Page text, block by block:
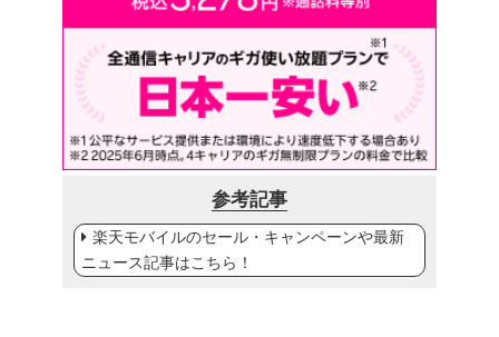
参考記事
楽天モバイルのセール・キャンペーンや最新
ニュース記事はこちら！